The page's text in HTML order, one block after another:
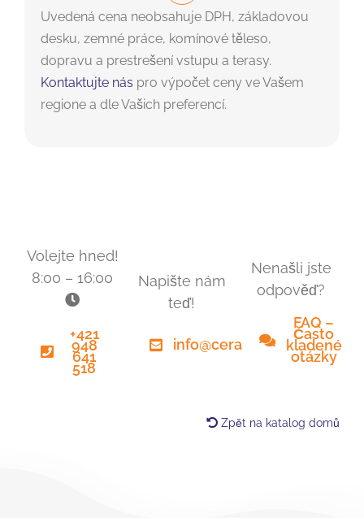
Uvedená cena neobsahuje DPH, základovou
desku, zemné práce, komínové těleso,
dopravu a prestrešení vstupu a terasy.
Kontaktujte nás pro výpočet ceny ve Vašem
regione a dle Vašich preferencí.
Volejte hned!
8:00 – 16:00
+421
948
641
518
Napište nám
teď!
info@ceramichouses.cz
Nenašli jste
odpověď?
FAQ –
Často
kladené
otázky
Zpět na katalog domů